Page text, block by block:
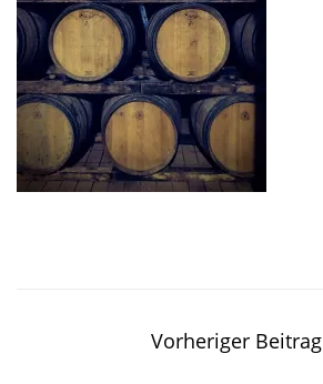
navigationVorheriger Beitrag